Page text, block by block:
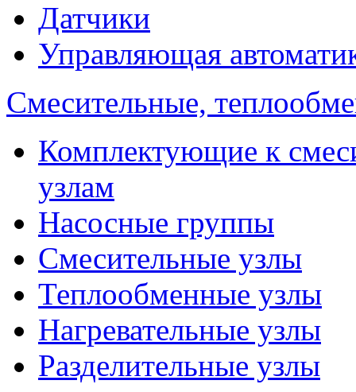
Датчики
Управляющая
Смесительные,
Комплектующие к
узлам
Насосные группы
Смесительные узлы
Теплообменные узлы
Нагревательные узлы
Разделительные узлы